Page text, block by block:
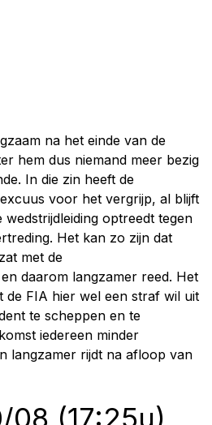
na het einde van de
hem dus niemand meer bezig
In die zin heeft de
voor het vergrijp, al blijft
optreedt tegen
Het kan zo zijn dat
met de
daarom langzamer reed. Het
de FIA hier wel een straf wil uit
te scheppen en te
iedereen minder
langzamer rijdt na afloop van
(17:25u)